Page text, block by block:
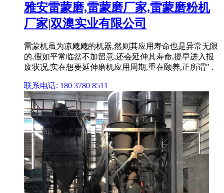
雅安雷蒙磨,雷蒙磨厂家,雷蒙磨粉机
厂家|双澳实业有限公司
雷蒙机虽为凉飕飕的机器,然则其应用寿命也是异常无限
的,假如平常临盆不加留意,还会延伸其寿命,提早进入报
废状况,实在想要延伸磨机应用周期,重在颐养,正所谓" .
联系电话: 180 3780 8511